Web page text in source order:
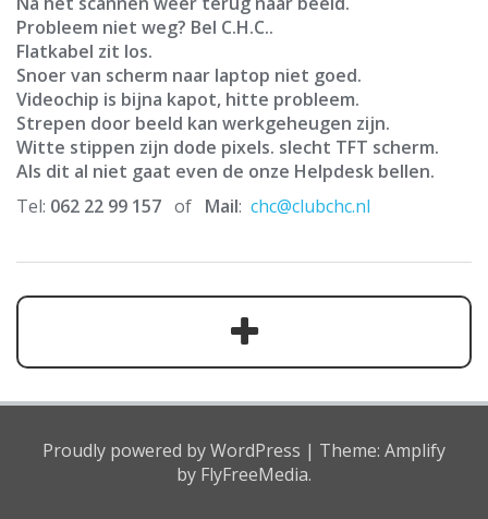
Probleem niet weg? Bel C.H.C..
Flatkabel zit los.
Snoer van scherm naar laptop niet goed.
Videochip is bijna kapot, hitte probleem.
Strepen door beeld kan werkgeheugen zijn.
Witte stippen zijn dode pixels. slecht TFT scherm.
Als dit al niet gaat even de onze Helpdesk bellen.
Tel: 062 22 99 157 of Mail: chc@clubchc.nl
Proudly powered by WordPress | Theme: Amplify
by FlyFreeMedia.